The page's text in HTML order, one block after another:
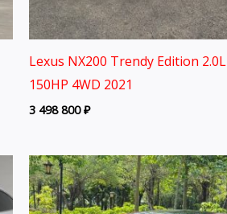
Lexus NX200 Trendy Edition 2.0L
150HP 4WD 2021
3 498 800₽